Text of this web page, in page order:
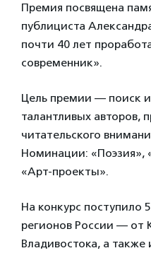
Премия посвящена
публициста
почти 40 лет
современник».
Цель премии — поиск
талантливых авторов,
читательского
Номинации: «Поэзия»,
«Арт-проекты».
На конкурс поступило
регионов России — от
Владивостока, а также